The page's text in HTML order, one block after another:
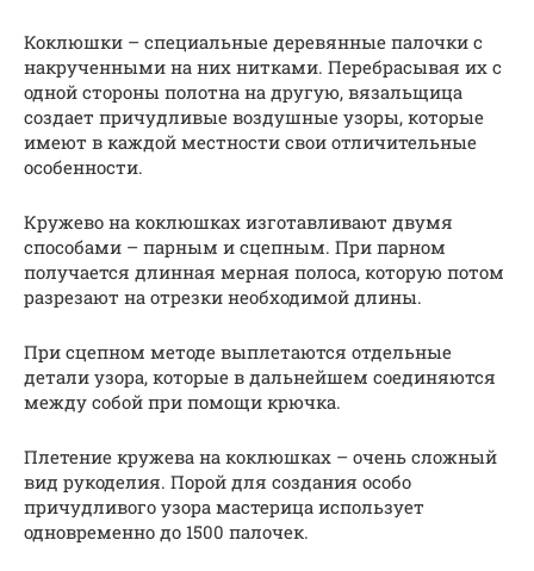
Коклюшки – специальные деревянные палочки с
накрученными на них нитками. Перебрасывая их с
одной стороны полотна на другую, вязальщица
создает причудливые воздушные узоры, которые
имеют в каждой местности свои отличительные
особенности.
Кружево на коклюшках изготавливают двумя
способами – парным и сцепным. При парном
получается длинная мерная полоса, которую потом
разрезают на отрезки необходимой длины.
При сцепном методе выплетаются отдельные
детали узора, которые в дальнейшем соединяются
между собой при помощи крючка.
Плетение кружева на коклюшках – очень сложный
вид рукоделия. Порой для создания особо
причудливого узора мастерица использует
одновременно до 1500 палочек.